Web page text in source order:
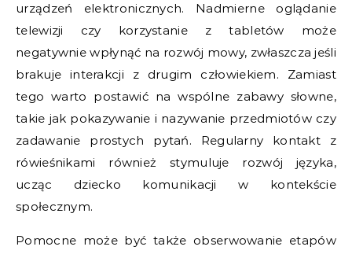
urządzeń elektronicznych. Nadmierne oglądanie
telewizji czy korzystanie z tabletów może
negatywnie wpłynąć na rozwój mowy, zwłaszcza jeśli
brakuje interakcji z drugim człowiekiem. Zamiast
tego warto postawić na wspólne zabawy słowne,
takie jak pokazywanie i nazywanie przedmiotów czy
zadawanie prostych pytań. Regularny kontakt z
rówieśnikami również stymuluje rozwój języka,
ucząc dziecko komunikacji w kontekście
społecznym.
Pomocne może być także obserwowanie etapów